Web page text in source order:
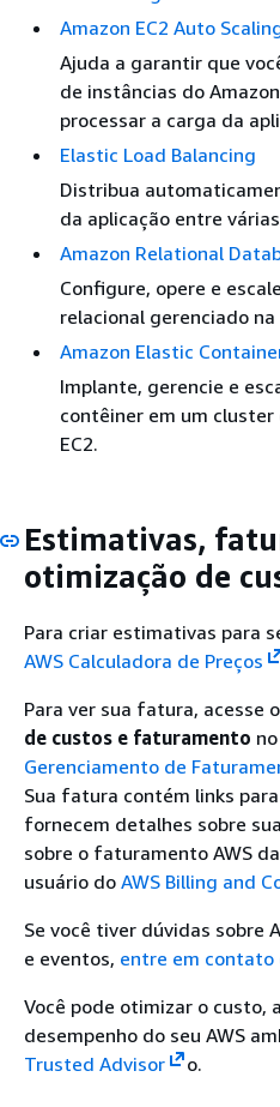
Amazon EC2 Auto
Ajuda a garantir que
de instâncias do
processar a carga da
Elastic Load Balancing
Distribua
da aplicação entre
Amazon Relational
Configure, opere e
relacional gerenciado na
Amazon Elastic
Implante, gerencie e
contêiner em um
EC2.
Estimativas,
otimização de
Para criar estimativas para
AWS Calculadora de Preços
Para ver sua fatura, acesse o
de custos e faturamento no
Gerenciamento de
Sua fatura contém links
fornecem detalhes sobre
sobre o faturamento AWS
usuário do AWS Billing and
Se você tiver dúvidas sobre
e eventos, entre em contato
Você pode otimizar o custo,
desempenho do seu AWS
Trusted Advisor
o.